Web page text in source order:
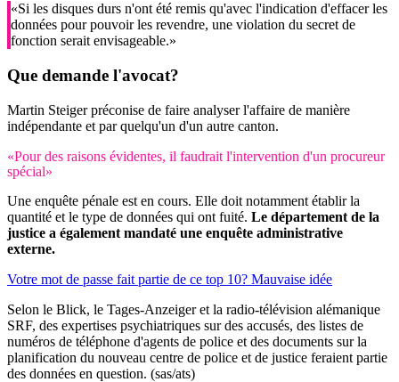
«Si les disques durs n'ont été remis qu'avec l'indication d'effacer les
données pour pouvoir les revendre, une violation du secret de
fonction serait envisageable.»
Que demande l'avocat?
Martin Steiger préconise de faire analyser l'affaire de manière
indépendante et par quelqu'un d'un autre canton.
«Pour des raisons évidentes, il faudrait l'intervention d'un procureur
spécial»
Une enquête pénale est en cours. Elle doit notamment établir la
quantité et le type de données qui ont fuité. Le département de la
justice a également mandaté une enquête administrative
externe.
Votre mot de passe fait partie de ce top 10? Mauvaise idée
Selon le Blick, le Tages-Anzeiger et la radio-télévision alémanique
SRF, des expertises psychiatriques sur des accusés, des listes de
numéros de téléphone d'agents de police et des documents sur la
planification du nouveau centre de police et de justice feraient partie
des données en question. (sas/ats)